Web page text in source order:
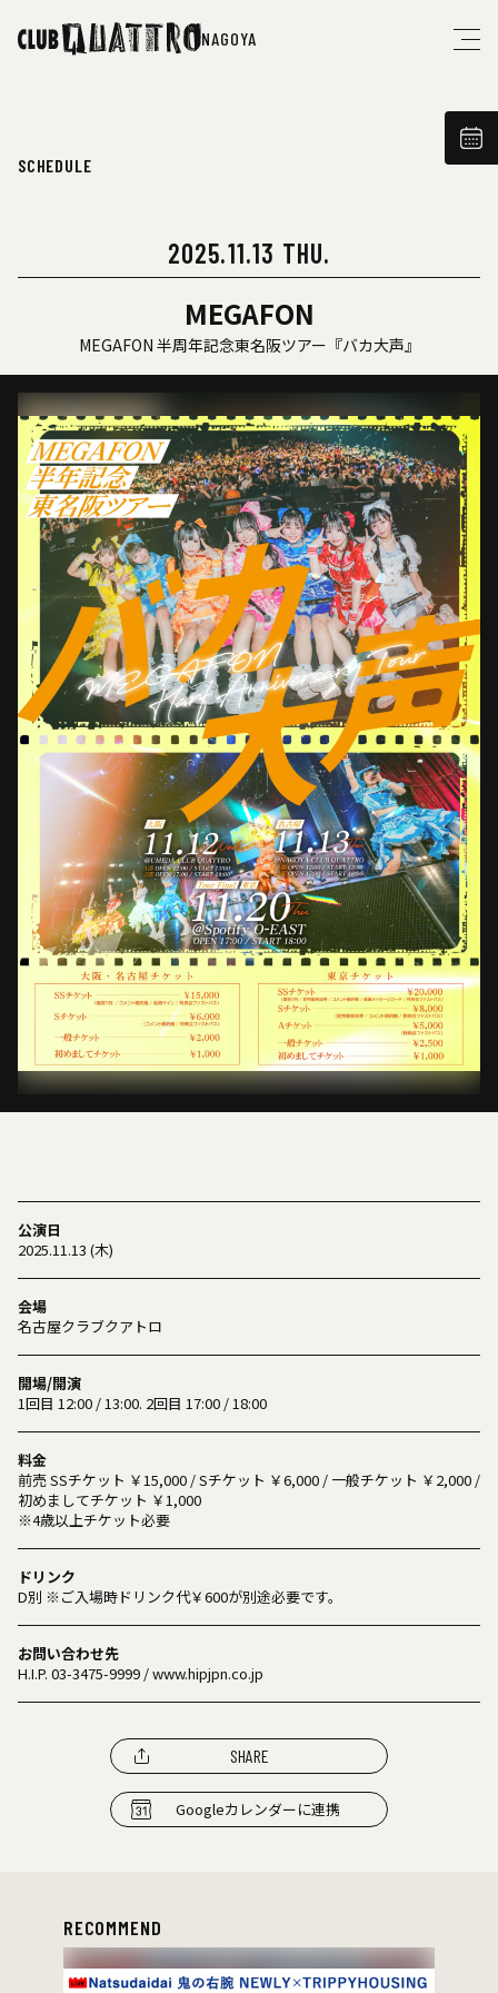
NAGOYA
SCHEDULE
2025.11.13 THU.
MEGAFON
MEGAFON 半周年記念東名阪ツアー『バカ⼤声』
公演日
2025.11.13 (木)
会場
名古屋クラブクアトロ
開場/開演
1回目 12:00 / 13:00. 2回目 17:00 / 18:00
料金
前売 SSチケット ￥15,000 / Sチケット ￥6,000 / ⼀般チケット ￥2,000 /
初めましてチケット ￥1,000
※4歳以上チケット必要
ドリンク
D別 ※ご入場時ドリンク代￥600が別途必要です。
お問い合わせ先
H.I.P. 03-3475-9999 / www.hipjpn.co.jp
SHARE
Googleカレンダーに連携
RECOMMEND